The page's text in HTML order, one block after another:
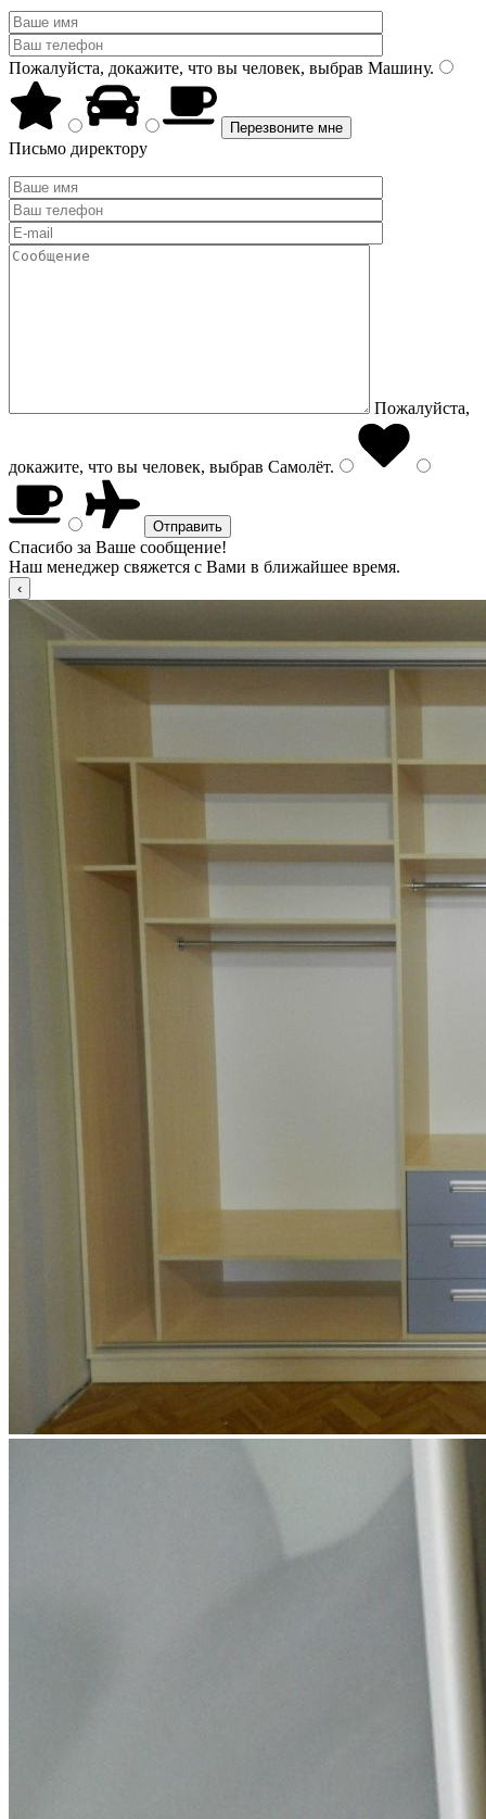
Пожалуйста, докажите, что вы человек, выбрав Машину.
Письмо директору
Пожалуйста,
докажите, что вы человек, выбрав Самолёт.
Спасибо за Ваше сообщение!
Наш менеджер свяжется с Вами в ближайшее время.